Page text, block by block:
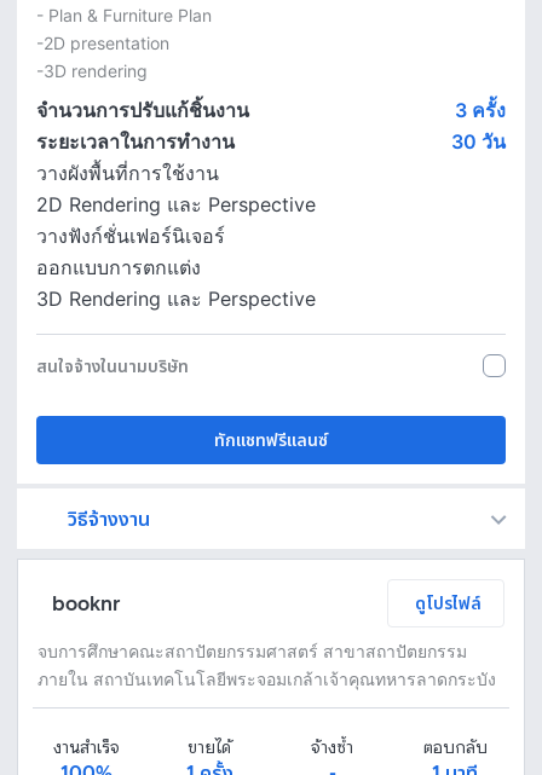
- Plan & Furniture Plan
-2D presentation
-3D rendering
จำนวนการปรับแก้ชิ้นงาน
3 ครั้ง
ระยะเวลาในการทำงาน
30 วัน
วางผังพื้นที่การใช้งาน
2D Rendering และ Perspective
วางฟังก์ชั่นเฟอร์นิเจอร์
ออกแบบการตกแต่ง
3D Rendering และ Perspective
สนใจจ้างในนามบริษัท
ทักแชทฟรีแลนซ์
วิธีจ้างงาน
booknr ดูโปรไฟล์
จบการศึกษาคณะสถาปัตยกรรมศาสตร์ สาขาสถาปัตยกรรม
ภายใน สถาบันเทคโนโลยีพระจอมเกล้าเจ้าคุณทหารลาดกระบัง
งานสำเร็จ ขายได้ จ้างซ้ำ ตอบกลับ